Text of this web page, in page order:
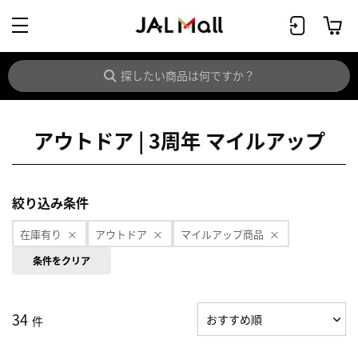
アウトドア | 3周年 マイルアップ
絞り込み条件
在庫有り アウトドア マイルアップ商品
条件をクリア
34 件